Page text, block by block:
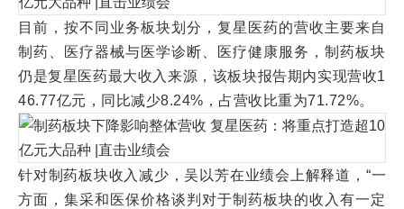
目前，按不同业务板块划分，复星医药的营收主要来自
制药、医疗器械与医学诊断、医疗健康服务，制药板块
仍是复星医药最大收入来源，该板块报告期内实现营收1
46.77亿元，同比减少8.24%，占营收比重为71.72%。
针对制药板块收入减少，吴以芳在业绩会上解释道，“一
方面，集采和医保价格谈判对于制药板块的收入有一定